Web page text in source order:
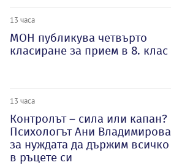
13 часа
МОН публикува четвърто
класиране за прием в 8. клас
13 часа
Контролът – сила или капан?
Психологът Ани Владимирова
за нуждата да държим всичко
в ръцете си